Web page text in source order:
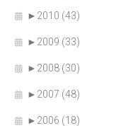
► 2010 (43)
► 2009 (33)
► 2008 (30)
► 2007 (48)
► 2006 (18)